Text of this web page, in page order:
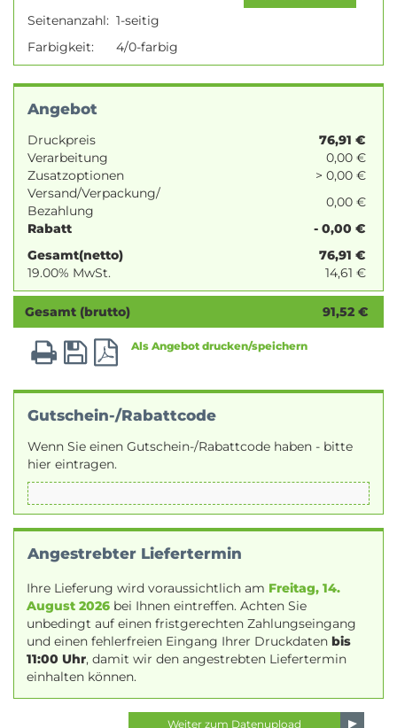
Seitenanzahl: 1-seitig
Farbigkeit:
4/0-farbig
Angebot
Druckpreis 76,91 €
Verarbeitung
0,00 €
Zusatzoptionen
> 0,00 €
Versand/Verpackung/
Bezahlung
0,00 €
Rabatt
- 0,00 €
Gesamt(netto)
76,91 €
19.00% MwSt.
14,61 €
Gesamt (brutto) 91,52 €
Als Angebot drucken/speichern
Gutschein-/Rabattcode
Wenn Sie einen Gutschein-/Rabattcode haben - bitte
hier eintragen.
Angestrebter Liefertermin
Ihre Lieferung wird voraussichtlich am Freitag, 14.
August 2026 bei Ihnen eintreffen. Achten Sie
unbedingt auf einen fristgerechten Zahlungseingang
und einen fehlerfreien Eingang Ihrer Druckdaten bis
11:00 Uhr, damit wir den angestrebten Liefertermin
einhalten können.